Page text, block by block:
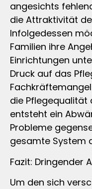
angesichts
die Attraktivität
Infolgedessen
Familien ihre
Einrichtungen
Druck auf das
die Pflegequalität
entsteht ein
Probleme
gesamte System
Fazit: Dringender
Um den sich